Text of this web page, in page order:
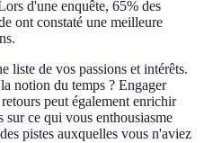
d'une enquête, 65% des
ont constaté une meilleure
liste de vos passions et intérêts.
notion du temps ? Engager
peut également enrichir
ce qui vous enthousiasme
pistes auxquelles vous n'aviez